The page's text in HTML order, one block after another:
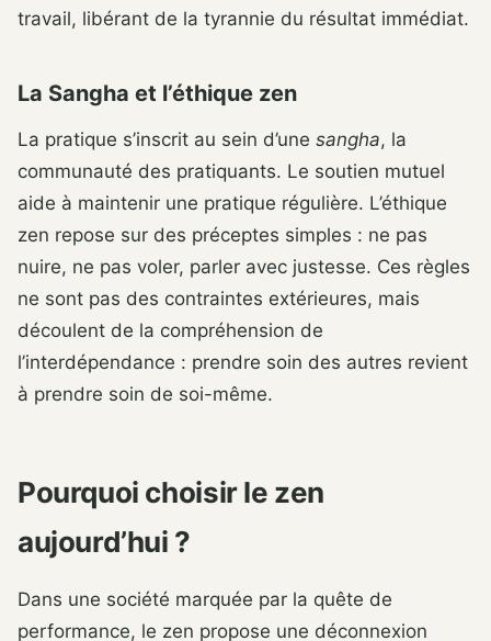
travail, libérant de la tyrannie du résultat immédiat.
La Sangha et l’éthique zen
La pratique s’inscrit au sein d’une sangha, la
communauté des pratiquants. Le soutien mutuel
aide à maintenir une pratique régulière. L’éthique
zen repose sur des préceptes simples : ne pas
nuire, ne pas voler, parler avec justesse. Ces règles
ne sont pas des contraintes extérieures, mais
découlent de la compréhension de
l’interdépendance : prendre soin des autres revient
à prendre soin de soi-même.
Pourquoi choisir le zen
aujourd’hui ?
Dans une société marquée par la quête de
performance, le zen propose une déconnexion